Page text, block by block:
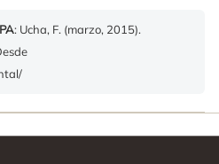
: Ucha, F. (marzo, 2015).